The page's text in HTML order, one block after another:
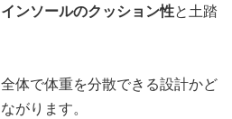
インソールのクッション性と土踏
体で体重を分散できる設計かど
がります。